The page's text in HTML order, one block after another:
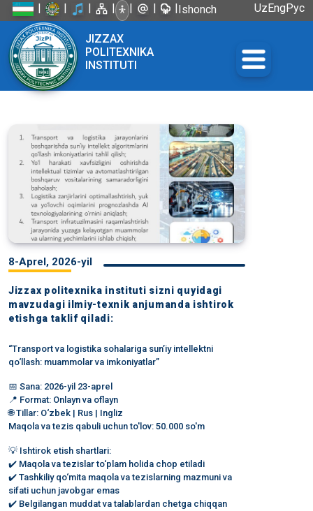
| | | | | | |Ishonch
UzEngРус
JIZZAX
POLITEXNIKA
INSTITUTI
8-Aprel, 2026-yil
Jizzax politexnika instituti sizni quyidagi
mavzudagi ilmiy-texnik anjumanda ishtirok
etishga taklif qiladi:
“Transport va logistika sohalariga sun’iy intellektni
qo‘llash: muammolar va imkoniyatlar”
📅 Sana: 2026-yil 23-aprel
📍 Format: Onlayn va oflayn
🌐 Tillar: O‘zbek | Rus | Ingliz
Maqola va tezis qabuli uchun to'lov: 50.000 so'm
💡 Ishtirok etish shartlari:
✔️ Maqola va tezislar to‘plam holida chop etiladi
✔️ Tashkiliy qo‘mita maqola va tezislarning mazmuni va
sifati uchun javobgar emas
✔️ Belgilangan muddat va talablardan chetga chiqqan